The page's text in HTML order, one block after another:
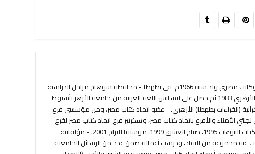
بهاء الدين رمضان السيد مرسي شاعر وكاتب مصري ولد سنة 1966م، في بطهطا - محافظة سوهاج مراحل الدراسة:
- درس المرحلة الثانوية بمعهد طهطا الأزهري 1983 ثم حصل على ليسانس اللغة العربية من جامعة الأزهر بأسيوط
القرآنية (القراءات بطهطا) الأزهري. - عضو اتحاد كتاب مصر، ومن مؤسسي فرع
الأمناء والأفرع باتحاد كتاب مصر، وسكرتير فرع اتحاد كتاب مصر لفرع
الجنوب وغير ذلك. - دواوينه الشعرية: كتاب النبوءات 1995، صباح العشق 1999، موسيقا للبراح 2001. - مؤلفاته:
عنه مجموعة من النقاد، ودرست أعماله ضمن عدد من الرسائل الجامعية